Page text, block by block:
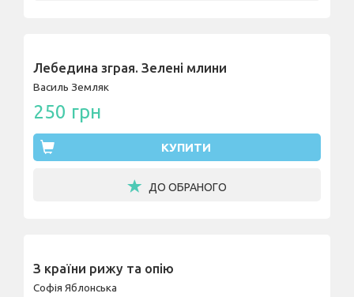
Лебедина зграя. Зелені млини
Василь Земляк
250 грн
КУПИТИ
ДО ОБРАНОГО
З країни рижу та опію
Софія Яблонська